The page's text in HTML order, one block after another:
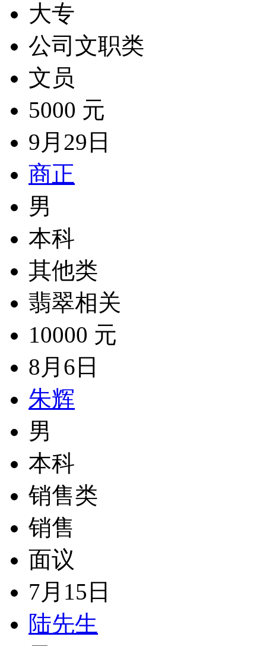
大专
公司文职类
文员
5000 元
9月29日
商正
男
本科
其他类
翡翠相关
10000 元
8月6日
朱辉
男
本科
销售类
销售
面议
7月15日
陆先生